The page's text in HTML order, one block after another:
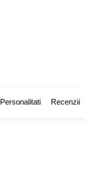
Personalitati Recenzii